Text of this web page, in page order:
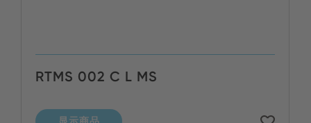
RTMS 002 C L MS